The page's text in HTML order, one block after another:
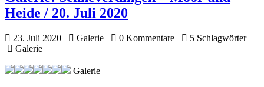
Heide / 20. Juli 2020
23. Juli 2020 Galerie 0 Kommentare
5 Schlagwörter
Galerie
Galerie